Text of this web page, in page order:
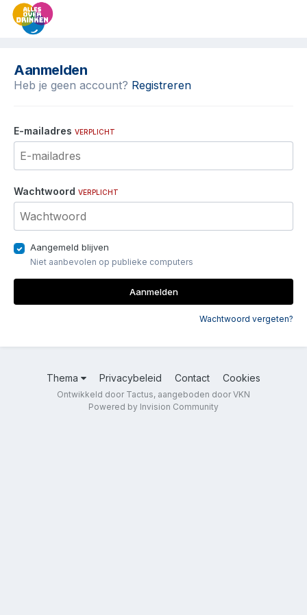
Aanmelden
Heb je geen account? Registreren
E-mailadres VERPLICHT
Wachtwoord VERPLICHT
Aangemeld blijven
Niet aanbevolen op publieke computers
Aanmelden
Wachtwoord vergeten?
Thema Privacybeleid Contact Cookies
Ontwikkeld door Tactus, aangeboden door VKN
Powered by Invision Community